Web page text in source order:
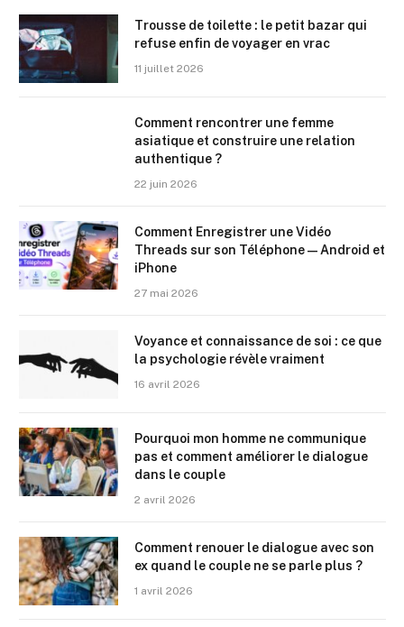
Trousse de toilette : le petit bazar qui
refuse enfin de voyager en vrac
11 juillet 2026
Comment rencontrer une femme
asiatique et construire une relation
authentique ?
22 juin 2026
Comment Enregistrer une Vidéo
Threads sur son Téléphone — Android et
iPhone
27 mai 2026
Voyance et connaissance de soi : ce que
la psychologie révèle vraiment
16 avril 2026
Pourquoi mon homme ne communique
pas et comment améliorer le dialogue
dans le couple
2 avril 2026
Comment renouer le dialogue avec son
ex quand le couple ne se parle plus ?
1 avril 2026